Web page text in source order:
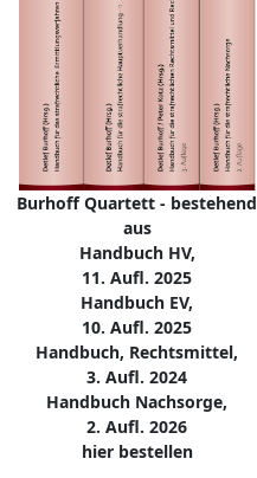
Burhoff Quartett - bestehend
aus
Handbuch HV,
11. Aufl. 2025
Handbuch EV,
10. Aufl. 2025
Handbuch, Rechtsmittel,
3. Aufl. 2024
Handbuch Nachsorge,
2. Aufl. 2026
hier bestellen